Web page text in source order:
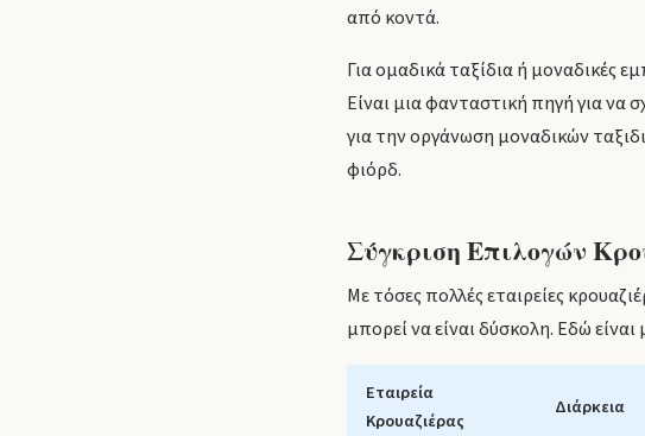
από κοντά.
Για ομαδικά ταξίδια ή μοναδικές
Είναι μια φανταστική πηγή για να
για την οργάνωση μοναδικών
φιόρδ.
Σύγκριση Επιλογών
Με τόσες πολλές εταιρείες
μπορεί να είναι δύσκολη. Εδώ
Εταιρεία
Κρουαζιέρας
Διάρκεια